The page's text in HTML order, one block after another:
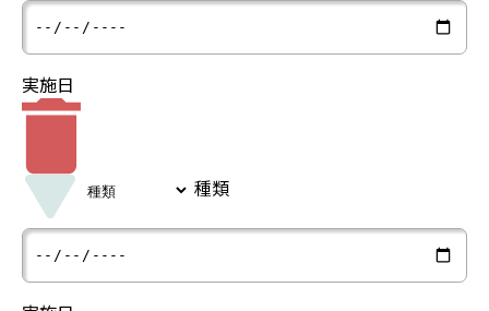
実施日
種類